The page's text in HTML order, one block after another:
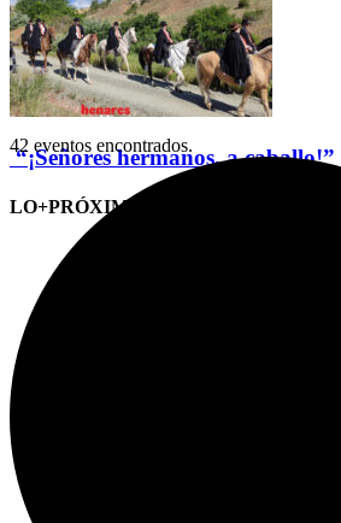
“¡Señores hermanos, a caballo!”
LO+PRÓXIMO (CITAS)
42 eventos encontrados.